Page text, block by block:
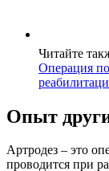
Читайте
Операция по
Опыт
Артродез – это
проводится при